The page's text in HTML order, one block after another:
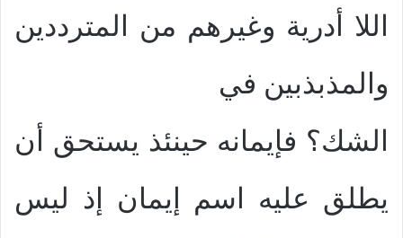
اللا أدرية وغيرهم من المترددين
والمذبذبين في
الشك؟ فإيمانه حينئذ يستحق أن
يطلق عليه اسم إيمان إذ ليس